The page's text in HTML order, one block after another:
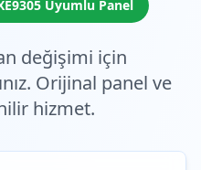
Uyumlu Panel
değişimi için
Orijinal panel ve
hizmet.